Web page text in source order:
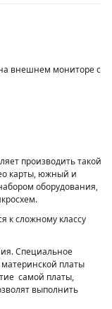
внешнем мониторе с
производить такой
карты, южный и
оборудования,
к сложному классу
Специальное
платы
самой платы,
выполнить